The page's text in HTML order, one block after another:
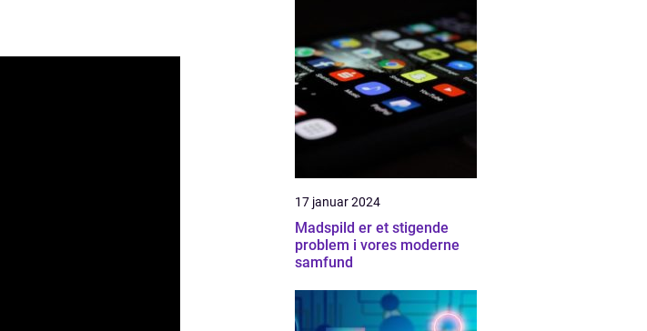
17 januar 2024
Madspild er et stigende
problem i vores moderne
samfund